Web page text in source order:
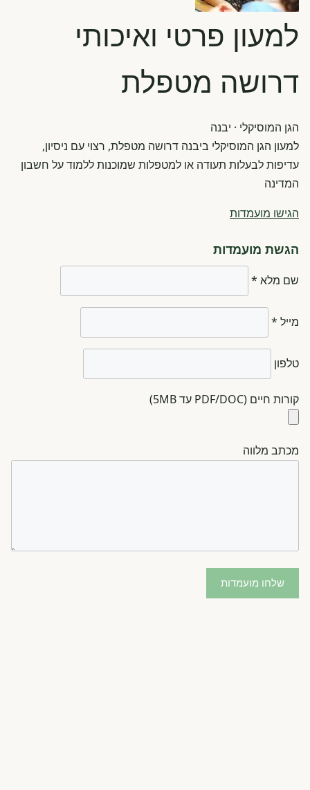
למעון פרטי ואיכותי
דרושה מטפלת
הגן המוסיקלי · יבנה
למעון הגן המוסיקלי ביבנה דרושה מטפלת, רצוי עם ניסיון,
עדיפות לבעלות תעודה או למטפלות שמוכנות ללמוד על חשבון
המדינה
הגישו מועמדות
הגשת מועמדות
שם מלא *
מייל *
טלפון
קורות חיים (PDF/DOC עד 5MB)
מכתב מלווה
שלחו מועמדות